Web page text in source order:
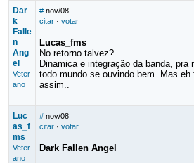
Dar
k
Falle
n
Ang
el
Veter
ano
# nov/08
citar· votar
Lucas_fms
No retorno talvez?
Dinamica e integração da banda, pra
todo mundo se ouvindo bem. Mas
assim..
Luc
as_f
ms
Veter
ano
# nov/08
citar· votar
Dark Fallen Angel